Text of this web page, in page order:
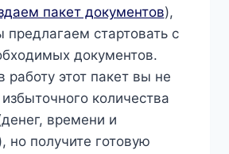
пакет документов),
предлагаем стартовать с
документов.
работу этот пакет вы не
избыточного количества
времени и
но получите готовую